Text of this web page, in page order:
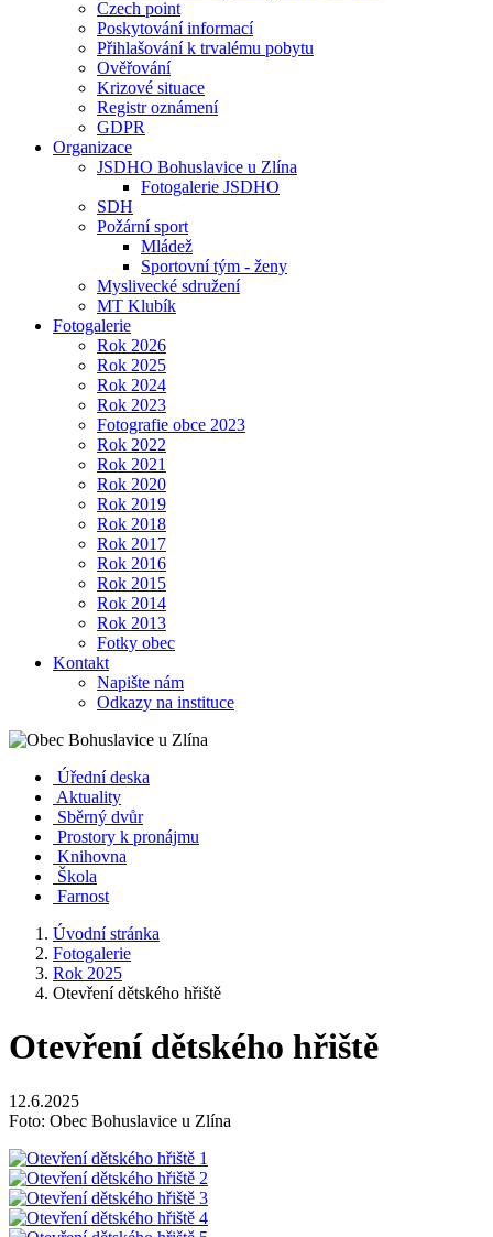
Czech point
Poskytování informací
Přihlašování k trvalému pobytu
Ověřování
Krizové situace
Registr oznámení
GDPR
Organizace
JSDHO Bohuslavice u Zlína
Fotogalerie JSDHO
SDH
Požární sport
Mládež
Sportovní tým - ženy
Myslivecké sdružení
MT Klubík
Fotogalerie
Rok 2026
Rok 2025
Rok 2024
Rok 2023
Fotografie obce 2023
Rok 2022
Rok 2021
Rok 2020
Rok 2019
Rok 2018
Rok 2017
Rok 2016
Rok 2015
Rok 2014
Rok 2013
Fotky obec
Kontakt
Napište nám
Odkazy na instituce
Úřední deska
Aktuality
Sběrný dvůr
Prostory k pronájmu
Knihovna
Škola
Farnost
Úvodní stránka
Fotogalerie
Rok 2025
Otevření dětského hřiště
Otevření dětského hřiště
12.6.2025
Foto: Obec Bohuslavice u Zlína